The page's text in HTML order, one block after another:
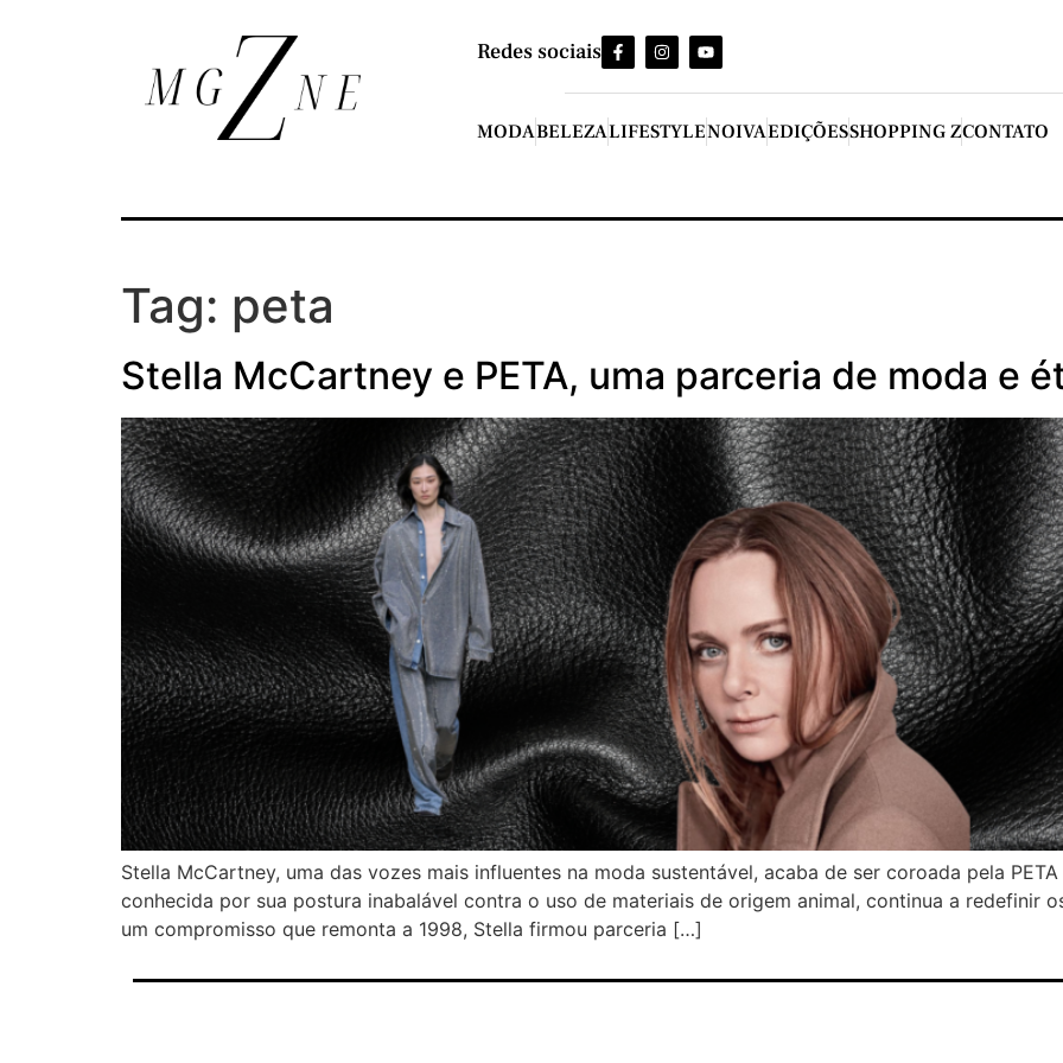
Redes sociais
MODABELEZALIFESTYLENOIVAEDIÇÕESSHOPPING ZCONTATO
Tag: peta
Stella McCartney e PETA, uma parceria de moda e
Stella McCartney, uma das vozes mais influentes na moda sustentável, acaba de ser coroada pela
conhecida por sua postura inabalável contra o uso de materiais de origem animal, continua a redefinir
um compromisso que remonta a 1998, Stella firmou parceria […]